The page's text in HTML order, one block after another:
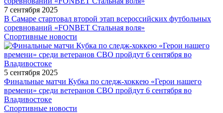
7 сентября 2025
В Самаре стартовал второй этап всероссийских футбольных
соревнований «FONBET Стальная воля»
Спортивные новости
5 сентября 2025
Финальные матчи Кубка по следж-хоккею «Герои нашего
времени» среди ветеранов СВО пройдут 6 сентября во
Владивостоке
Спортивные новости